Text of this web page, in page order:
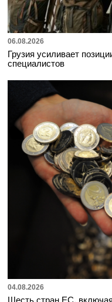
06.08.2026
Грузия усиливает
специалистов
04.08.2026
Шесть стран ЕС,